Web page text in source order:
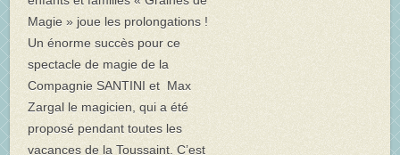
Magie » joue les prolongations !
Un énorme succès pour ce
spectacle de magie de la
Compagnie SANTINI et Max
Zargal le magicien, qui a été
proposé pendant toutes les
vacances de la Toussaint. C’est